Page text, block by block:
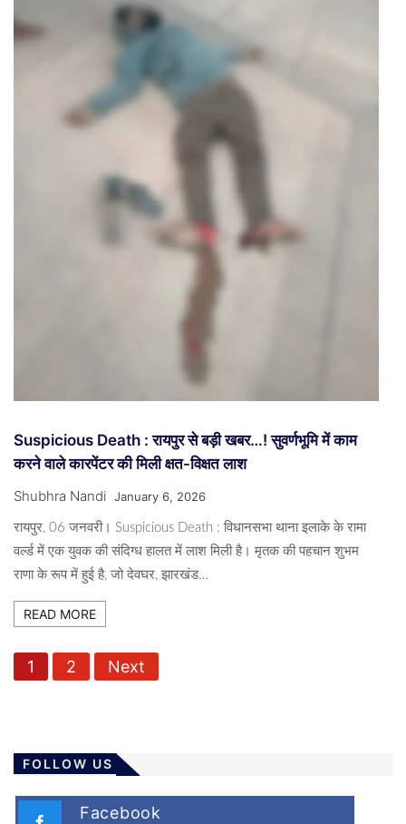
Suspicious Death : रायपुर से बड़ी खबर…! सुवर्णभूमि में काम
करने वाले कारपेंटर की मिली क्षत-विक्षत लाश
Shubhra Nandi January 6, 2026
रायपुर, 06 जनवरी। Suspicious Death : विधानसभा थाना इलाके के रामा
वर्ल्ड में एक युवक की संदिग्ध हालत में लाश मिली है। मृतक की पहचान शुभम
राणा के रूप में हुई है, जो देवघर, झारखंड…
READ MORE
P
s
p
1 2 Next
FOLLOW US
Facebook